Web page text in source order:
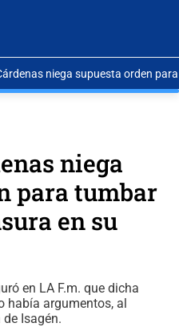
niega supuesta orden
niega
para tumbar
en su
en LA F.m. que dicha
había argumentos, al
Isagén.